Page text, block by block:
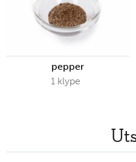
pepper
1 klype